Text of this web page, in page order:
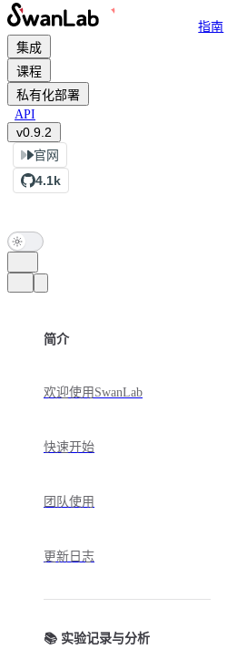
跳转到内容 指南
集成
课程
私有化部署
API
v0.9.2
官网
4.1k
简介
欢迎使用SwanLab
快速开始
团队使用
更新日志
📚 实验记录与分析